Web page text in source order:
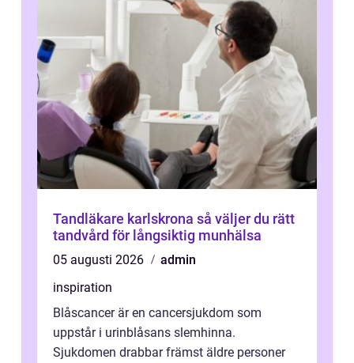
Tandläkare karlskrona så väljer du rätt
tandvård för långsiktig munhälsa
05 augusti 2026
admin
inspiration
Blåscancer är en cancersjukdom som
uppstår i urinblåsans slemhinna.
Sjukdomen drabbar främst äldre personer